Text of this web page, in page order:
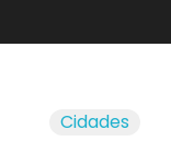
Cidades